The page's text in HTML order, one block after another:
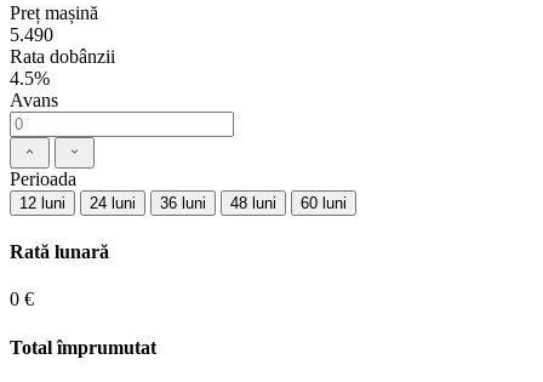
Preț mașină
5.490
Rata dobânzii
4.5%
Avans
Perioada
12 luni 24 luni 36 luni 48 luni 60 luni
Rată lunară
0 €
Total împrumutat